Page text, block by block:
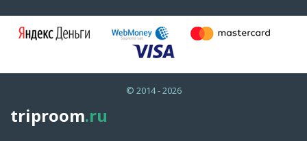
© 2014 - 2026
triproom.ru